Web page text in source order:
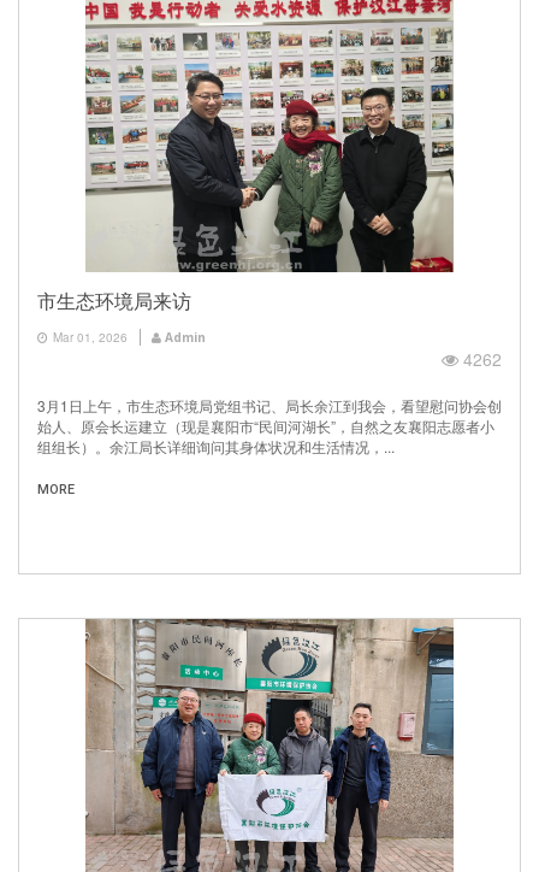
市生态环境局来访
Mar 01, 2026 Admin
4262
3月1日上午，市生态环境局党组书记、局长余江到我会，看望慰问协会创
始人、原会长运建立（现是襄阳市“民间河湖长”，自然之友襄阳志愿者小
组组长）。余江局长详细询问其身体状况和生活情况，...
MORE